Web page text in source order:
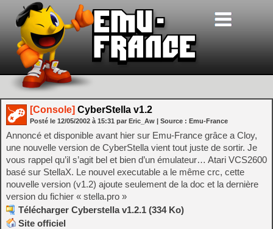
[Console] CyberStella v1.2
Posté le 12/05/2002 à 15:31 par Eric_Aw | Source : Emu-France
Annoncé et disponible avant hier sur Emu-France grâce a Cloy,
une nouvelle version de CyberStella vient tout juste de sortir. Je
vous rappel qu’il s’agit bel et bien d’un émulateur… Atari VCS2600
basé sur StellaX. Le nouvel executable a le même crc, cette
nouvelle version (v1.2) ajoute seulement de la doc et la dernière
version du fichier « stella.pro »
Télécharger Cyberstella v1.2.1 (334 Ko)
Site officiel